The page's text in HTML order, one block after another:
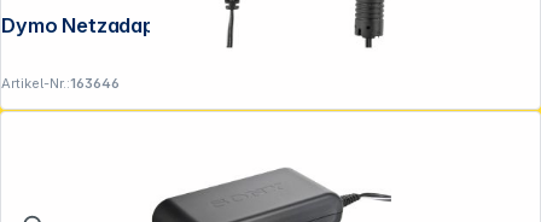
Dymo Netzadapter D1 40076
Artikel-Nr.:163646